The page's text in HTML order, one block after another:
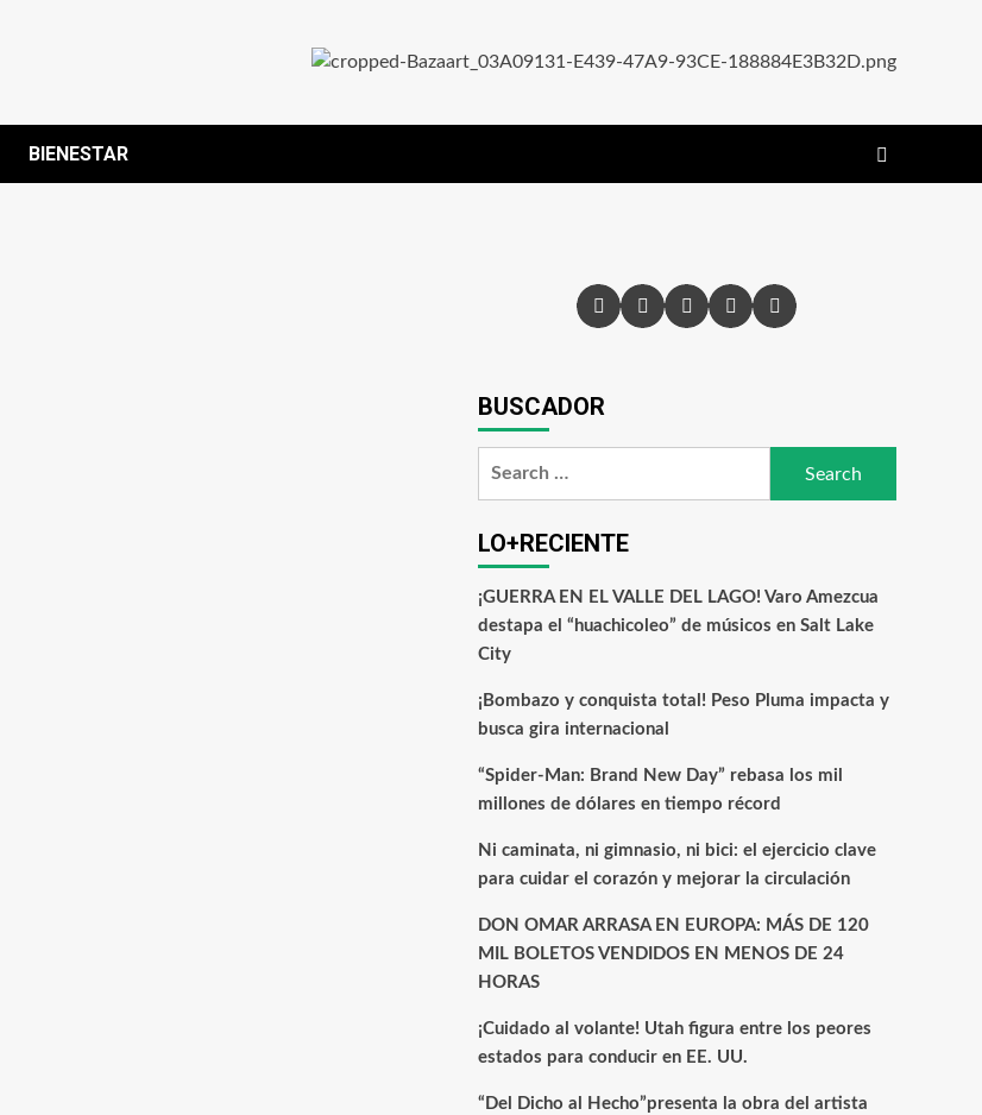
BIENESTAR
BUSCADOR
LO+RECIENTE
¡GUERRA EN EL VALLE DEL LAGO! Varo Amezcua
destapa el “huachicoleo” de músicos en Salt Lake
City
¡Bombazo y conquista total! Peso Pluma impacta y
busca gira internacional
“Spider-Man: Brand New Day” rebasa los mil
millones de dólares en tiempo récord
Ni caminata, ni gimnasio, ni bici: el ejercicio clave
para cuidar el corazón y mejorar la circulación
DON OMAR ARRASA EN EUROPA: MÁS DE 120
MIL BOLETOS VENDIDOS EN MENOS DE 24
HORAS
¡Cuidado al volante! Utah figura entre los peores
estados para conducir en EE. UU.
“Del Dicho al Hecho”presenta la obra del artista